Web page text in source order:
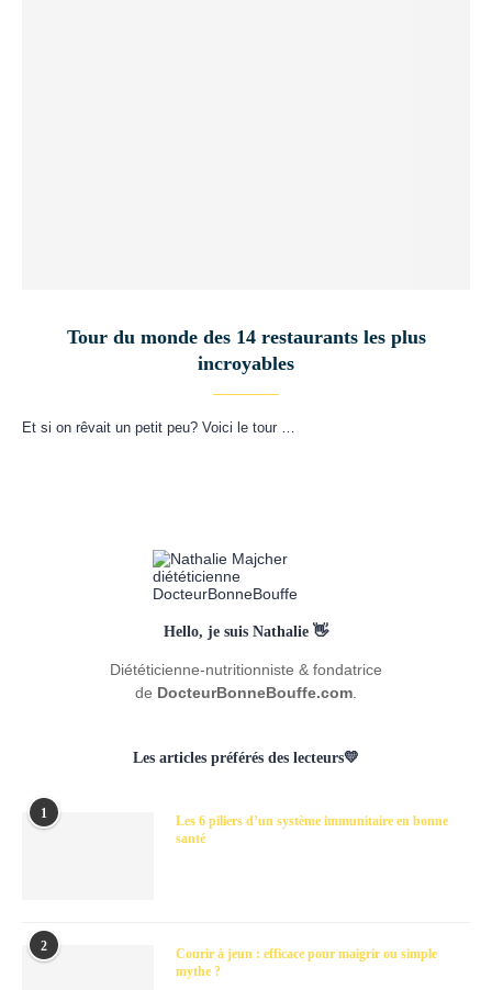
Tour du monde des 14 restaurants les plus
incroyables
Et si on rêvait un petit peu? Voici le tour …
Hello, je suis Nathalie 👋
Diététicienne-nutritionniste & fondatrice
de DocteurBonneBouffe.com
Les articles préférés des lecteurs💛
1
Les 6 piliers d’un système immunitaire en bonne
santé
2
Courir à jeun : efficace pour maigrir ou simple
mythe ?